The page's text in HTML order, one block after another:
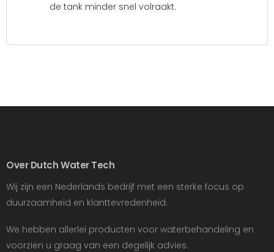
de tank minder snel volraakt.
Over Dutch Water Tech
Wij zijn een Nederlands bedrijf met een sterke focus op
duurzaamheid en klanttevredenheid.
We hebben allerlei producten voor waterbehandeling en
voorzien u graag van een degelijk advies.